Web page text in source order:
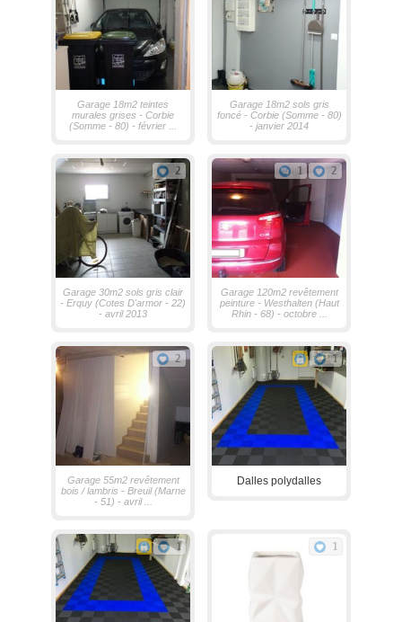
Garage 18m2 teintes
murales grises - Corbie
(Somme - 80) - février ...
Garage 18m2 sols gris
foncé - Corbie (Somme - 80)
- janvier 2014
2
Garage 30m2 sols gris clair
- Erquy (Cotes D'armor - 22)
- avril 2013
1 2
Garage 120m2 revêtement
peinture - Westhalten (Haut
Rhin - 68) - octobre ...
2
Garage 55m2 revêtement
bois / lambris - Breuil (Marne
- 51) - avril ...
1
Dalles polydalles
1 1